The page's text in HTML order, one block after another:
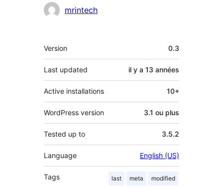
mrintech
Méta
Version 0.3
Last updated il y a 13 années
Active installations 10+
WordPress version 3.1 ou plus
Tested up to 3.5.2
Language English (US)
Tags last meta modified